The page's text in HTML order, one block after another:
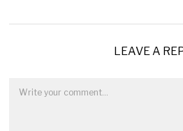
LEAVE A